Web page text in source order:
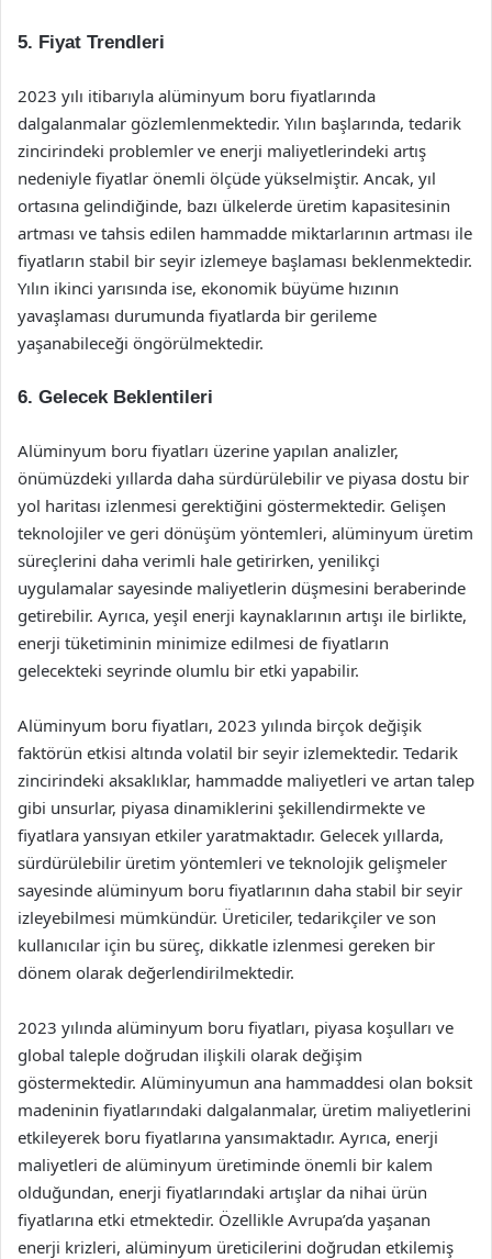
5. Fiyat Trendleri
2023 yılı itibarıyla alüminyum boru fiyatlarında
dalgalanmalar gözlemlenmektedir. Yılın başlarında, tedarik
zincirindeki problemler ve enerji maliyetlerindeki artış
nedeniyle fiyatlar önemli ölçüde yükselmiştir. Ancak, yıl
ortasına gelindiğinde, bazı ülkelerde üretim kapasitesinin
artması ve tahsis edilen hammadde miktarlarının artması ile
fiyatların stabil bir seyir izlemeye başlaması beklenmektedir.
Yılın ikinci yarısında ise, ekonomik büyüme hızının
yavaşlaması durumunda fiyatlarda bir gerileme
yaşanabileceği öngörülmektedir.
6. Gelecek Beklentileri
Alüminyum boru fiyatları üzerine yapılan analizler,
önümüzdeki yıllarda daha sürdürülebilir ve piyasa dostu bir
yol haritası izlenmesi gerektiğini göstermektedir. Gelişen
teknolojiler ve geri dönüşüm yöntemleri, alüminyum üretim
süreçlerini daha verimli hale getirirken, yenilikçi
uygulamalar sayesinde maliyetlerin düşmesini beraberinde
getirebilir. Ayrıca, yeşil enerji kaynaklarının artışı ile birlikte,
enerji tüketiminin minimize edilmesi de fiyatların
gelecekteki seyrinde olumlu bir etki yapabilir.
Alüminyum boru fiyatları, 2023 yılında birçok değişik
faktörün etkisi altında volatil bir seyir izlemektedir. Tedarik
zincirindeki aksaklıklar, hammadde maliyetleri ve artan talep
gibi unsurlar, piyasa dinamiklerini şekillendirmekte ve
fiyatlara yansıyan etkiler yaratmaktadır. Gelecek yıllarda,
sürdürülebilir üretim yöntemleri ve teknolojik gelişmeler
sayesinde alüminyum boru fiyatlarının daha stabil bir seyir
izleyebilmesi mümkündür. Üreticiler, tedarikçiler ve son
kullanıcılar için bu süreç, dikkatle izlenmesi gereken bir
dönem olarak değerlendirilmektedir.
2023 yılında alüminyum boru fiyatları, piyasa koşulları ve
global taleple doğrudan ilişkili olarak değişim
göstermektedir. Alüminyumun ana hammaddesi olan boksit
madeninin fiyatlarındaki dalgalanmalar, üretim maliyetlerini
etkileyerek boru fiyatlarına yansımaktadır. Ayrıca, enerji
maliyetleri de alüminyum üretiminde önemli bir kalem
olduğundan, enerji fiyatlarındaki artışlar da nihai ürün
fiyatlarına etki etmektedir. Özellikle Avrupa’da yaşanan
enerji krizleri, alüminyum üreticilerini doğrudan etkilemiş